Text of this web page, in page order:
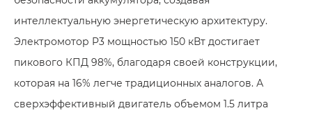
интеллектуальную энергетическую архитектуру.
Электромотор P3 мощностью 150 кВт достигает
пикового КПД 98%, благодаря своей конструкции,
которая на 16% легче традиционных аналогов. А
сверхэффективный двигатель объемом 1.5 литра